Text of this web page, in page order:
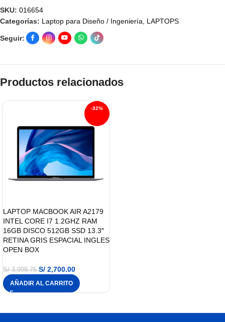
SKU: 016654
Categorías: Laptop para Diseño / Ingeniería, LAPTOPS
Seguir:
Productos relacionados
-32%
LAPTOP MACBOOK AIR A2179
INTEL CORE I7 1.2GHZ RAM
16GB DISCO 512GB SSD 13.3″
RETINA GRIS ESPACIAL INGLES
OPEN BOX
S/3,998.75 S/ 2,700.00
AÑADIR AL CARRITO